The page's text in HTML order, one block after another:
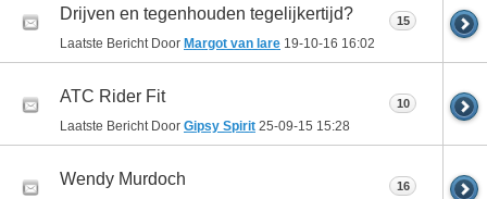
Drijven en tegenhouden tegelijkertijd?
Laatste Bericht Door Margot van lare 19-10-16 16:02
15
ATC Rider Fit
Laatste Bericht Door Gipsy Spirit 25-09-15 15:28
10
Wendy Murdoch 16